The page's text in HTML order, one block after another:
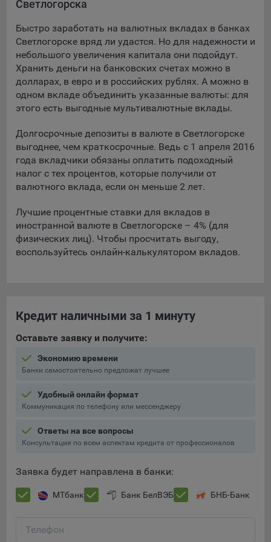
Подобные функции улучшают условия работы
9.3. Файлы cookie предпочтений, например, для настройки
контента. Данные файлы cookie собирают информацию о
выборе пользователя на сайте и его предпочтениях и
позволяют Обществу «запомнить» информацию о
выбранном пользователем городе и других местных
настройках для того, чтобы соответствующим образом
9.4. Аналитические файлы cookie, например
Яндекс.Метрика, Google Analytics. Данные файлы cookie
собирают информацию о том, как пользователь
использовал сайты, и позволяют Обществу вносить в них
улучшения.
Аналитические файлы cookie показывают, какие страницы
сайта Общества посещаются чаще всего, помогают
выявлять трудности, возникающие при использовании
сайта, а также позволяют оценить эффективность
9.5. Файлы cookie, применяемые для определения целевой
аудитории и в рекламных целях, например Яндекс.Метрика,
Технические/Функциональные, хранятся не более года;
Необходимые для функционирования веб-аналитических
платформ «Google Analytics», «Яндекс.Метрика»
передаются третьим лицам, часть из которых хранятся во
время пользования сайтом;
Остальные - не более года.
Отключение аналитических файлов cookie не позволяет
определять предпочтения пользователей сайта, в том числе
меры по совершенствованию работы сайта исходя из
Светлогорска
Быстро заработать на валютных вкладах в банках
Светлогорске вряд ли удастся. Но для надежности и
небольшого увеличения капитала они подойдут.
Хранить деньги на банковских счетах можно в
долларах, в евро и в российских рублях. А можно в
одном вкладе объединить указанные валюты: для
этого есть выгодные мультивалютные вклады.
Долгосрочные депозиты в валюте в Светлогорске
выгоднее, чем краткосрочные. Ведь с 1 апреля 2016
года вкладчики обязаны оплатить подоходный
налог с тех процентов, которые получили от
валютного вклада, если он меньше 2 лет.
Лучшие процентные ставки для вкладов в
иностранной валюте в Светлогорске – 4% (для
физических лиц). Чтобы просчитать выгоду,
воспользуйтесь онлайн-калькулятором вкладов.
Кредит наличными за 1 минуту
Оставьте заявку и получите:
Экономию времени
Банки самостоятельно предложат лучшее
Удобный онлайн формат
Коммуникация по телефону или мессенджеру
Ответы на все вопросы
Консультация по всем аспектам кредита от профессионалов
Заявка будет направлена в банки:
МТбанк Банк БелВЭБ БНБ-Банк
Телефон